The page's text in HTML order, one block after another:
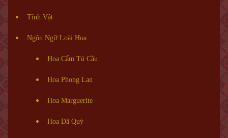
Tĩnh Vật
Ngôn Ngữ Loài Hoa
Hoa Cẩm Tú Cầu
Hoa Phong Lan
Hoa Marguerite
Hoa Dã Quỳ